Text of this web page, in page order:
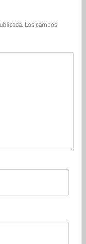
Los campos